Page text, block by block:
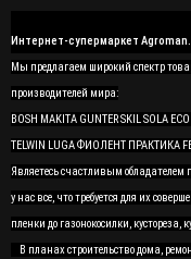
Интернет-супермаркет
Мы предлагаем широкий спектр
производителей мира:
BOSH MAKITA GUNTER SKIL SOLA
TELWIN LUGA ФИОЛЕНТ ПРАКТИКА
Являетесь счастливым обладателем
у нас все, что требуется для их
пленки до газонокосилки,
В планах строительство дома,